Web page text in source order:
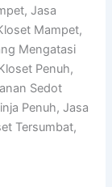
Jasa
Mampet,
Mengatasi
Penuh,
Sedot
Penuh, Jasa
Tersumbat,